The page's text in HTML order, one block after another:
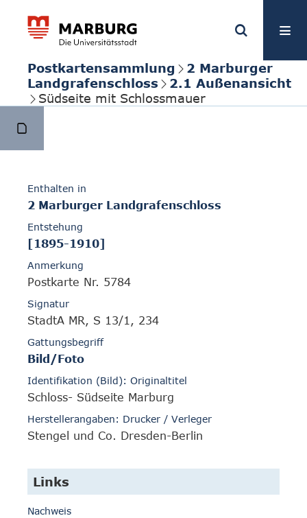
Postkartensammlung
2 Marburger
Landgrafenschloss
2.1 Außenansicht
Südseite mit Schlossmauer
Enthalten in
2 Marburger Landgrafenschloss
Entstehung
[1895-1910]
Anmerkung
Postkarte Nr. 5784
Signatur
StadtA MR, S 13/1, 234
Gattungsbegriff
Bild/Foto
Identifikation (Bild): Originaltitel
Schloss- Südseite Marburg
Herstellerangaben: Drucker / Verleger
Stengel und Co. Dresden-Berlin
Links
Nachweis